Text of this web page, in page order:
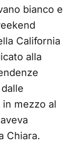
bianco e
California
alla
mezzo al
Chiara.